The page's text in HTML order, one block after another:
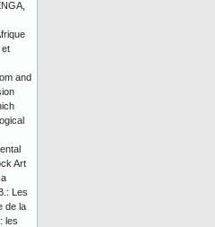
et
and
Art
Les
de la
les